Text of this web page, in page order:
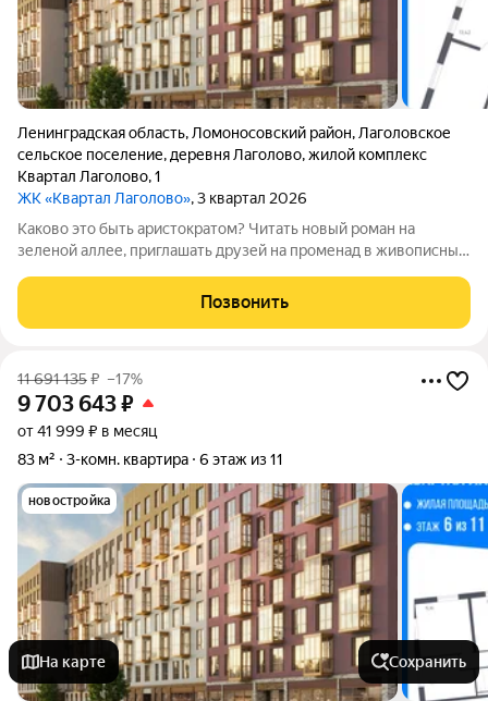
Ленинградская область, Ломоносовский район, Лаголовское
сельское поселение, деревня Лаголово,жилой комплекс
Квартал Лаголово,1
ЖК «Квартал Лаголово», 3 квартал 2026
Каково это быть аристократом? Читать новый роман на
зеленой аллее, приглашать друзей на променад в живописный
Петербурга.Чтобы
Позвонить
11 691 135₽ –17%
9 703 643₽
от 41 999 ₽ в месяц
83 м²
3-комн. квартира 6 этаж из 11
новостройка
На карте Сохранить